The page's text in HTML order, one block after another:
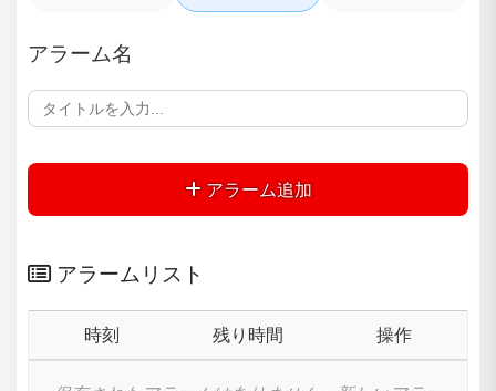
アラーム名
アラーム追加
アラームリスト
時刻 残り時間 操作